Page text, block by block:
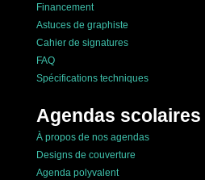
Financement
Astuces de graphiste
Cahier de signatures
FAQ
Spécifications techniques
Agendas scolaires
À propos de nos agendas
Designs de couverture
Agenda polyvalent